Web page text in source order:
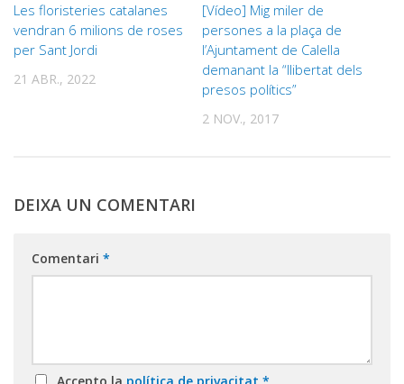
Les floristeries catalanes
vendran 6 milions de roses
per Sant Jordi
21 ABR., 2022
[Vídeo] Mig miler de
persones a la plaça de
l’Ajuntament de Calella
demanant la “llibertat dels
presos polítics”
2 NOV., 2017
DEIXA UN COMENTARI
Comentari *